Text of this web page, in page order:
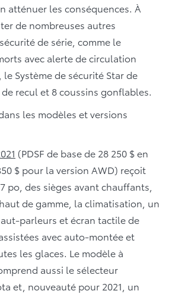
atténuer les conséquences. À
de nombreuses autres
de série, comme le
avec alerte de circulation
Système de sécurité Star de
recul et 8 coussins gonflables.
les modèles et versions
(PDSF de base de 28 250 $ en
$ pour la version AWD) reçoit
po, des sièges avant chauffants,
de gamme, la climatisation, un
parleurs et écran tactile de
avec auto-montée et
les glaces. Le modèle à
aussi le sélecteur
et, nouveauté pour 2021, un